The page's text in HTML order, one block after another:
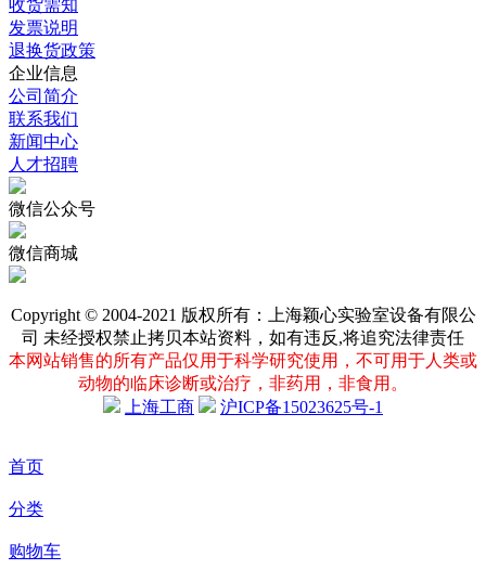
收货需知
发票说明
退换货政策
企业信息
公司简介
联系我们
新闻中心
人才招聘
微信公众号
微信商城
Copyright © 2004-2021 版权所有：上海颖心实验室设备有限公
司 未经授权禁止拷贝本站资料，如有违反,将追究法律责任
本网站销售的所有产品仅用于科学研究使用，不可用于人类或
动物的临床诊断或治疗，非药用，非食用。
上海工商
沪ICP备15023625号-1
首页
分类
购物车